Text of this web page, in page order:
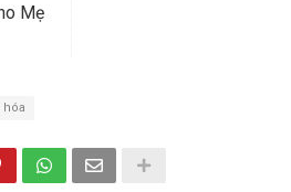
Mẹ
hóa